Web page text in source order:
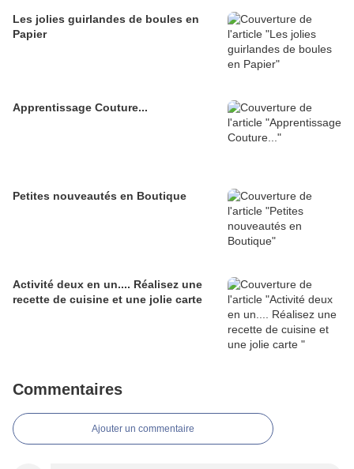
Les jolies guirlandes de boules en
Papier
Apprentissage Couture...
Petites nouveautés en Boutique
Activité deux en un.... Réalisez une
recette de cuisine et une jolie carte
Commentaires
Ajouter un commentaire